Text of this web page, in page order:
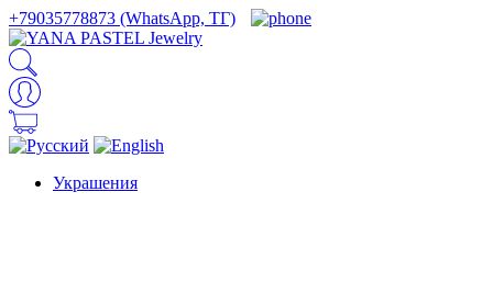
+79035778873 (WhatsApp, ТГ)
Украшения